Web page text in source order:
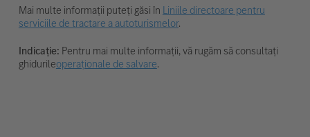
Mai multe informații puteți găsi în Liniile directoare pentru
serviciile de tractare a autoturismelor.
Indicație: Pentru mai multe informații, vă rugăm să consultați
ghidurileoperaționale de salvare.